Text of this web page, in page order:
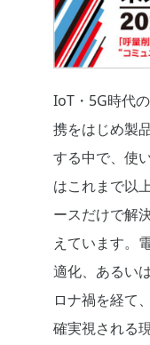
IoT・5G時代
携をはじめ製
する中で、使
はこれまで以
ースだけで解
えています。
適化、あるい
ロナ禍を経て
確実視される